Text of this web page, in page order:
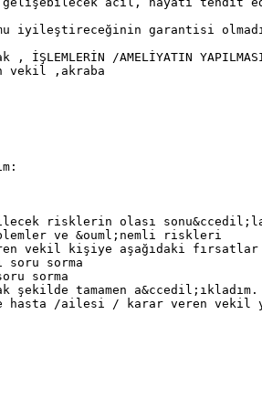
iyileştireceğinin garantisi
/AMELİYATIN
vekil ,akraba
risklerin olası
ve &ouml;nemli riskleri
vekil kişiye aşağıdaki
sorma
sorma
tamamen a&ccedil;ıkladım.
hasta /ailesi / karar veren